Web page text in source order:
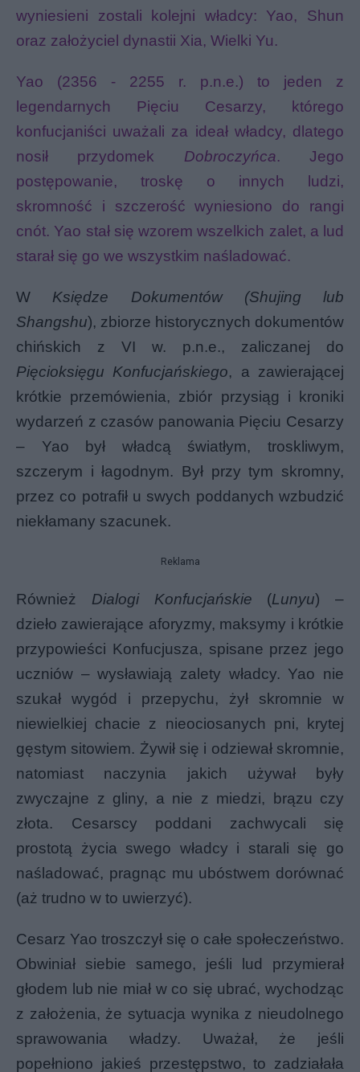
wyniesieni zostali kolejni władcy: Yao, Shun
oraz założyciel dynastii Xia, Wielki Yu.
Yao (2356 - 2255 r. p.n.e.) to jeden z
legendarnych Pięciu Cesarzy, którego
konfucjaniści uważali za ideał władcy, dlatego
nosił przydomek Dobroczyńca. Jego
postępowanie, troskę o innych ludzi,
skromność i szczerość wyniesiono do rangi
cnót. Yao stał się wzorem wszelkich zalet, a lud
starał się go we wszystkim naśladować.
W Księdze Dokumentów (Shujing lub
Shangshu), zbiorze historycznych dokumentów
chińskich z VI w. p.n.e., zaliczanej do
Pięcioksięgu Konfucjańskiego, a zawierającej
krótkie przemówienia, zbiór przysiąg i kroniki
wydarzeń z czasów panowania Pięciu Cesarzy
– Yao był władcą światłym, troskliwym,
szczerym i łagodnym. Był przy tym skromny,
przez co potrafił u swych poddanych wzbudzić
niekłamany szacunek.
Reklama
Również Dialogi Konfucjańskie (Lunyu) –
dzieło zawierające aforyzmy, maksymy i krótkie
przypowieści Konfucjusza, spisane przez jego
uczniów – wysławiają zalety władcy. Yao nie
szukał wygód i przepychu, żył skromnie w
niewielkiej chacie z nieociosanych pni, krytej
gęstym sitowiem. Żywił się i odziewał skromnie,
natomiast naczynia jakich używał były
zwyczajne z gliny, a nie z miedzi, brązu czy
złota. Cesarscy poddani zachwycali się
prostotą życia swego władcy i starali się go
naśladować, pragnąc mu ubóstwem dorównać
(aż trudno w to uwierzyć).
Cesarz Yao troszczył się o całe społeczeństwo.
Obwiniał siebie samego, jeśli lud przymierał
głodem lub nie miał w co się ubrać, wychodząc
z założenia, że sytuacja wynika z nieudolnego
sprawowania władzy. Uważał, że jeśli
popełniono jakieś przestępstwo, to zadziałała